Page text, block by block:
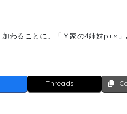
わることに。「Ｙ家の4姉妹plus
Threads